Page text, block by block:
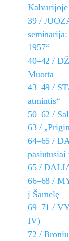
39 /
1957“
40–42 /
Muorta
43–49 /
atmintis“
50–62 /
63 /
64–65 /
65 /
66–68 /
į Šarnelę
69–71 /
IV)
72 /